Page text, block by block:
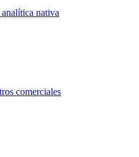
nativa
comerciales